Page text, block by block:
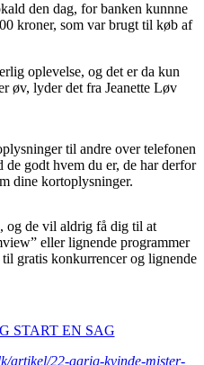
den dag, for banken kunnne
kroner, som var brugt til køb af
oplevelse, og det er da kun
øv, lyder det fra Jeanette Løv
til andre over telefonen
godt hvem du er, de har derfor
dine kortoplysninger.
og de vil aldrig få dig til at
eller lignende programmer
gratis konkurrencer og lignende
START EN SAG
artikel/22-aarig-kvinde-mister-